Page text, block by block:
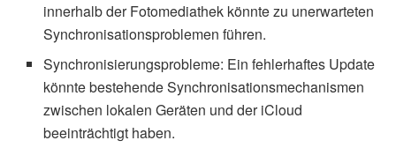
innerhalb der Fotomediathek könnte zu unerwarteten
Synchronisationsproblemen führen.
Synchronisierungsprobleme: Ein fehlerhaftes Update
könnte bestehende Synchronisationsmechanismen
zwischen lokalen Geräten und der iCloud
beeinträchtigt haben.